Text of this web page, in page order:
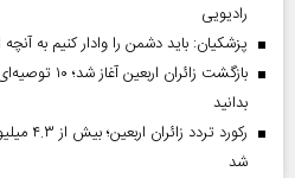
رادیویی
پزشکیان: باید دشمن را وادار کنیم به آنچه
بازگشت
بدانید
رکورد
شد